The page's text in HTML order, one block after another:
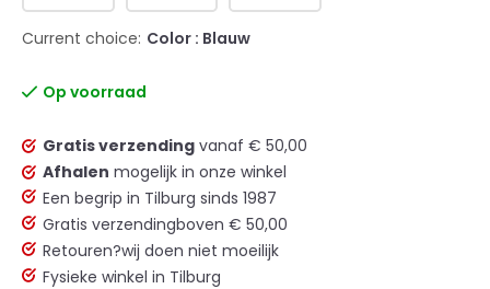
Current choice: Color : Blauw
Op voorraad
Gratis verzending vanaf € 50,00
Afhalen mogelijk in onze winkel
Een begrip in Tilburg sinds 1987
Gratis verzendingboven € 50,00
Retouren?wij doen niet moeilijk
Fysieke winkel in Tilburg